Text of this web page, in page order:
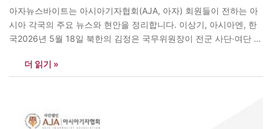
아자뉴스바이트는 아시아기자협회(AJA, 아자) 회원들이 전하는 아
시아 각국의 주요 뉴스와 현안을 정리합니다. 이상기, 아시아엔, 한
국2026년 5월 18일 북한의 김정은 국무위원장이 전군 사단·여단 지
공불락의 요새”로 만들라고 강조했다. 같은 날 한국 정부는 새 통일
백서에서 남북 관계를 “사실상의 두 국가”로 규정하며 평화 공존 기
더 읽기 »